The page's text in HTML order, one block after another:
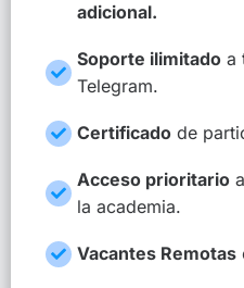
adicional.
Soporte ilimitado a
Telegram.
Certificado de
Acceso prioritario
la academia.
Vacantes Remotas